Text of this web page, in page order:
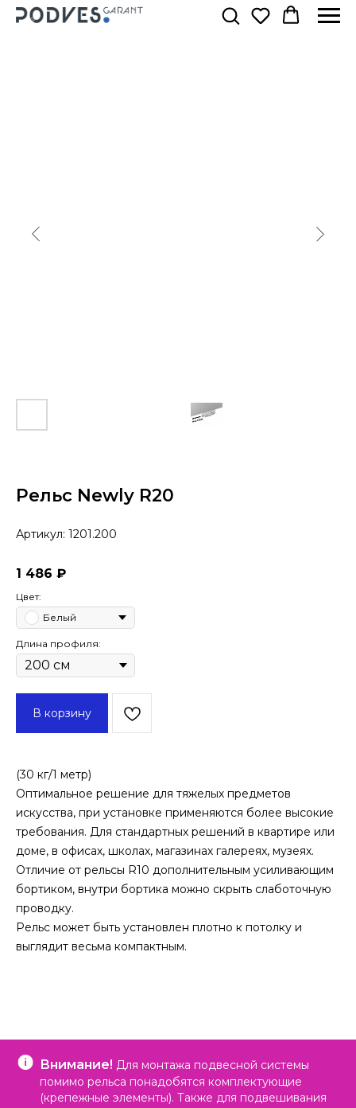
Рельс Newly R20
Артикул: 1201.200
1 486 ₽
Цвет:
Белый
Длина профиля:
В корзину
(30 кг/1 метр)
Оптимальное решение для тяжелых предметов
искусства, при установке применяются более высокие
требования. Для стандартных решений в квартире или
доме, в офисах, школах, магазинах галереях, музеях.
Отличие от рельсы R10 дополнительным усиливающим
бортиком, внутри бортика можно скрыть слаботочную
проводку.
Рельс может быть установлен плотно к потолку и
выглядит весьма компактным.
Внимание! Для монтажа подвесной системы
помимо рельса понадобятся комплектующие
(крепежные элементы). Также для подвешивания